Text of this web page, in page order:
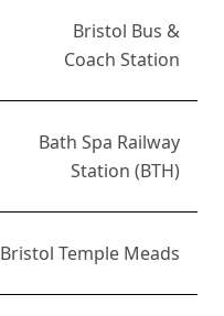
Bristol Bus &
Coach Station
Bath Spa Railway
Station (BTH)
Bristol Temple Meads